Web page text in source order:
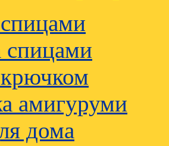
спицами
амигуруми
дома